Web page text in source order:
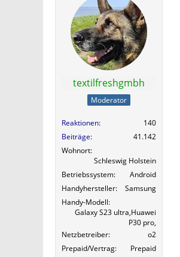
textilfreshgmbh
Moderator
Reaktionen
140
Beiträge
41.142
Wohnort
Schleswig Holstein
Betriebssystem
Android
Handyhersteller
Samsung
Handy-Modell
Galaxy S23 ultra,Huawei
P30 pro,
Netzbetreiber
o2
Prepaid/Vertrag
Prepaid